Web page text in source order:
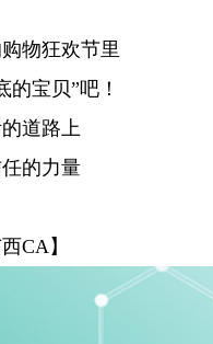
物狂欢节里
的宝贝”吧！
道路上
的力量
CA】